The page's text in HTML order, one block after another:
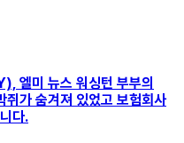
엘미 뉴스 워싱턴 부부의
가 숨겨져 있었고 보험회사
다.